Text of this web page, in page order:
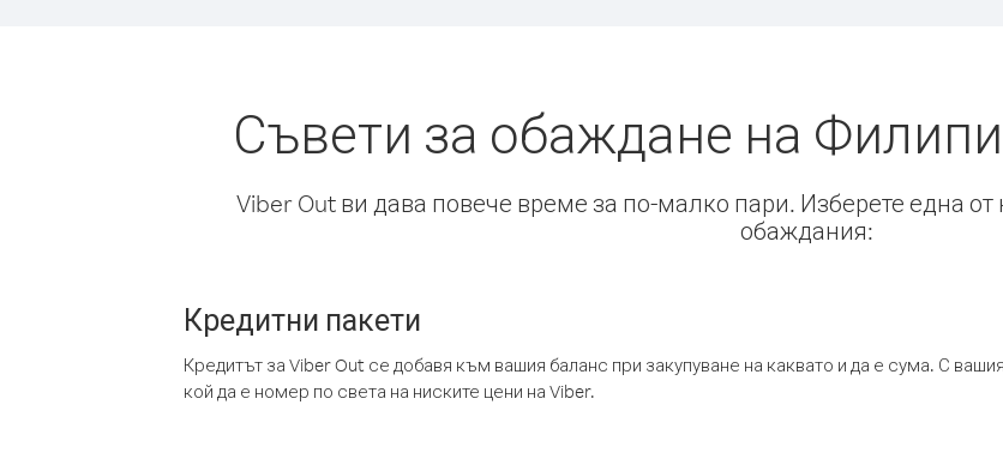
Съвети за обаждане на
Viber Out ви дава повече време за по-малко пари. Изберете една
обаждания:
Кредитни пакети
Кредитът за Viber Out се добавя към вашия баланс при закупуване на каквато и да е сума. С
кой да е номер по света на ниските цени на Viber.